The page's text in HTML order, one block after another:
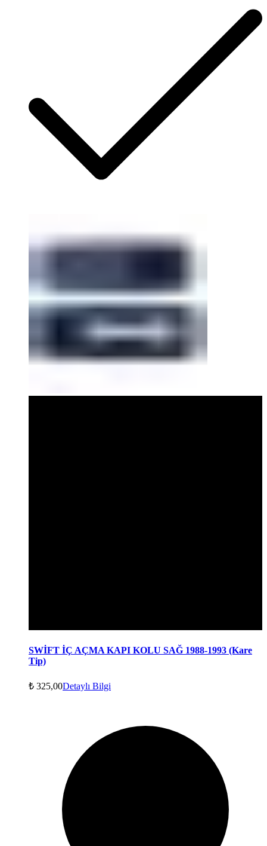
SWİFT İÇ AÇMA KAPI KOLU SAĞ 1988-1993 (Kare
Tip)
₺ 325,00Detaylı Bilgi